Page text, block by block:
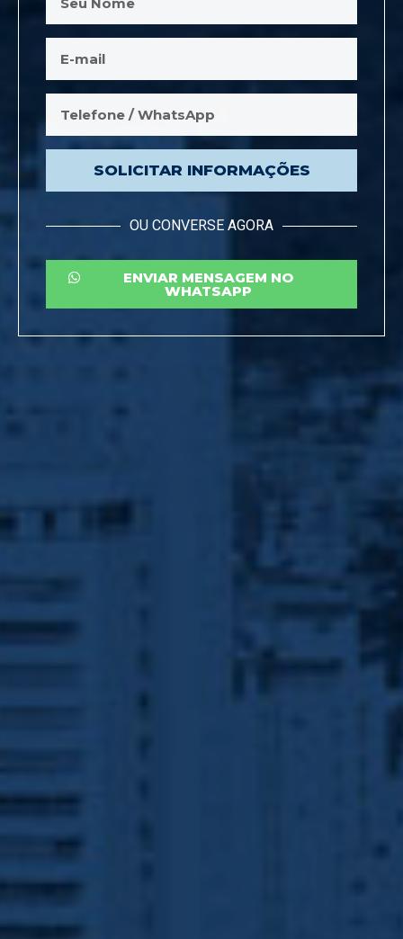
SOLICITAR INFORMAÇÕES
OU CONVERSE AGORA
ENVIAR MENSAGEM NO
WHATSAPP